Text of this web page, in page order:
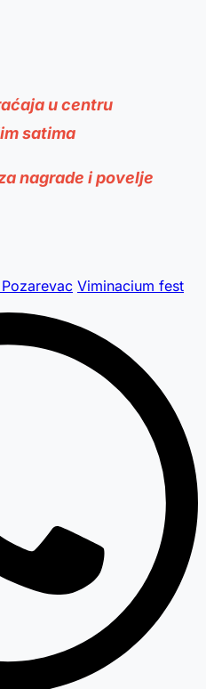
u centru
satima
nagrade i povelje
Viminacium fest